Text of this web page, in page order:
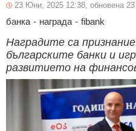
23 Юни, 2025 12:38, обновена
банка - награда - fibank
Наградите са
българските банки и
развитието на